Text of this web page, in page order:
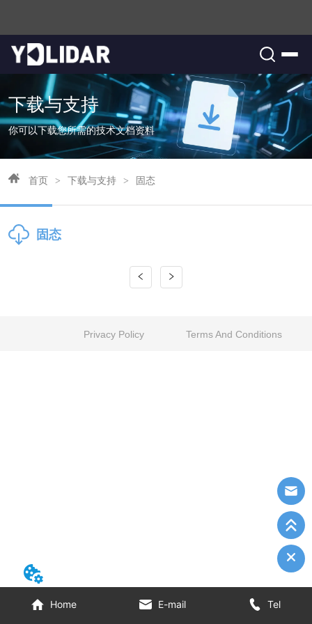
下载与支持
你可以下载您所需的技术文档资料
首页 > 下载与支持 > 固态
固态
Home E-mail Tel
Privacy Policy Terms And Conditions